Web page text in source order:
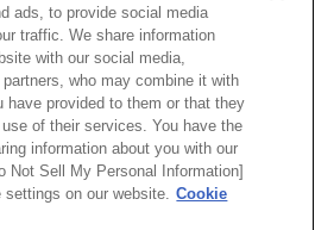
アカウント一覧
信について
プライバシーポリシー
リティ
ご利用規約 リンク
ads, to provide social media
traffic. We share information
with our social media,
who may combine it with
have provided to them or that they
of their services. You have the
information about you with our
Not Sell My Personal Information]
on our website. Cookie